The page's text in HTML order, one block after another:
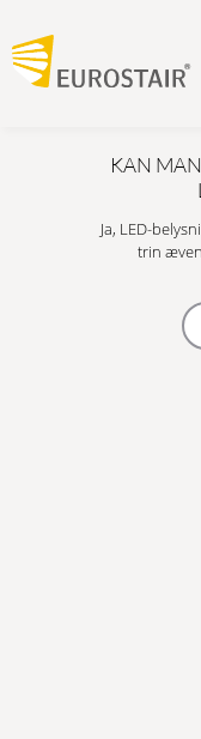
KAN
Ja, LED-
trin